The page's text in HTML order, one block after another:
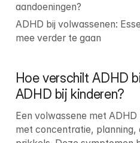
Hoe verschilt ADHD
ADHD bij kinderen?
Een volwassene met
met concentratie, planning,
aandoeningen?
ADHD bij volwassenen:
mee verder te gaan